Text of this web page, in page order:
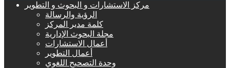
مركز الاستشارات و البحوث و التطوير
الرؤية والرسالة
كلمة مدير المركز
مجلة البحوث الإدارية
أعمال الاستشارات
أعمال التطوير
وحدة التصحيح اللغوي